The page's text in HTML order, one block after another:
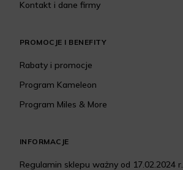
Kontakt i dane firmy
PROMOCJE I BENEFITY
Rabaty i promocje
Program Kameleon
Program Miles & More
INFORMACJE
Regulamin sklepu ważny od 17.02.2024 r.